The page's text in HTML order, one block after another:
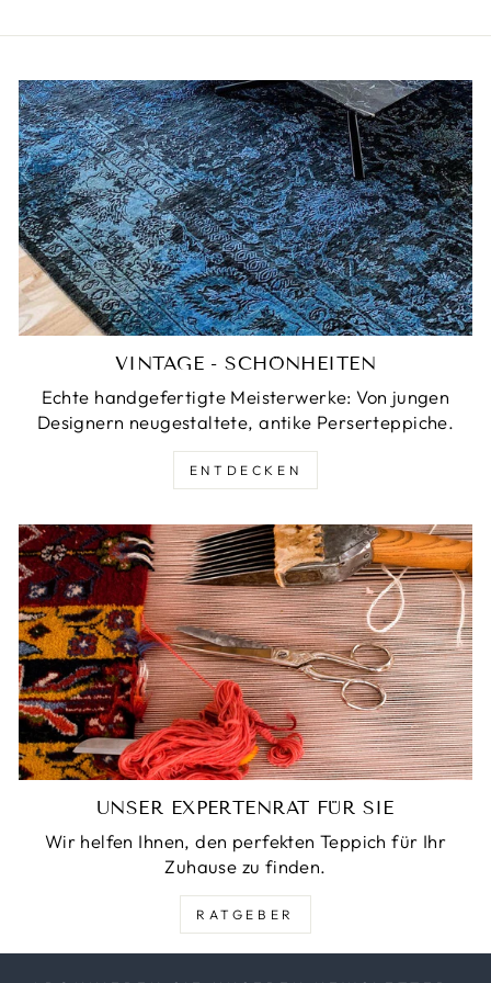
VINTAGE - SCHÖNHEITEN
Echte handgefertigte Meisterwerke: Von jungen
Designern neugestaltete, antike Perserteppiche.
ENTDECKEN
UNSER EXPERTENRAT FÜR SIE
Wir helfen Ihnen, den perfekten Teppich für Ihr
Zuhause zu finden.
RATGEBER